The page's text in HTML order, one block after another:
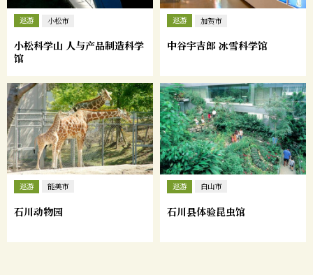
巡游 小松市
小松科学山 人与产品制造科学
馆
巡游 加贺市
中谷宇吉郎 冰雪科学馆
巡游 能美市
石川动物园
巡游 白山市
石川县体验昆虫馆